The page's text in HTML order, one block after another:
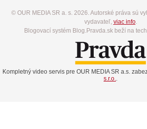
© OUR MEDIA SR a. s. 2026. Autorské práva sú
vydavateľ, viac info.
Blogovací systém Blog.Pravda.sk beží na
Kompletný video servis pre OUR MEDIA SR a.s.
s.r.o.